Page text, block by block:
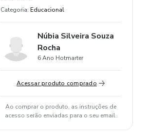
Categoria: Educacional
Núbia Silveira Souza
Rocha
6 Ano Hotmarter
Acessar produto comprado
Ao comprar o produto, as instruções de
acesso serão enviadas para o seu email.